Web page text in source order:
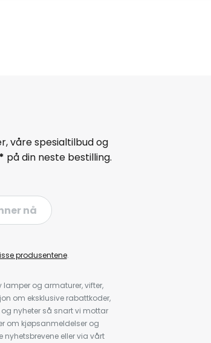
våre spesialtilbud og
på din neste bestilling.
nå
produsentene.
og armaturer, vifter,
om eksklusive rabattkoder,
nyheter så snart vi mottar
om kjøpsanmeldelser og
eller via vårt